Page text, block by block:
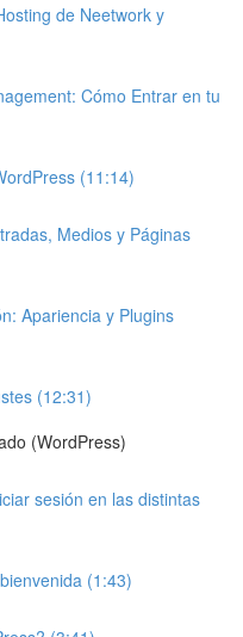
de Neetwork y
Cómo Entrar en tu
(11:14)
Medios y Páginas
Apariencia y Plugins
(12:31)
(WordPress)
sesión en las distintas
(1:43)